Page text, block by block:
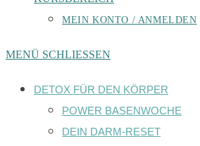
MEIN KONTO / ANMELDEN
MENÜ SCHLIESSEN
DETOX FÜR DEN KÖRPER
POWER BASENWOCHE
DEIN DARM-RESET